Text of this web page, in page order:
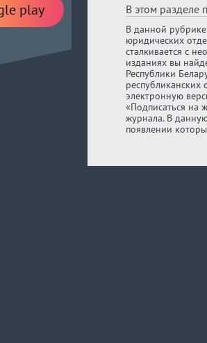
play В этом разделе
В данной
юридических
сталкивается с
изданиях вы
Республики
республиканских
электронную
«Подписаться на
журнала. В
появлении